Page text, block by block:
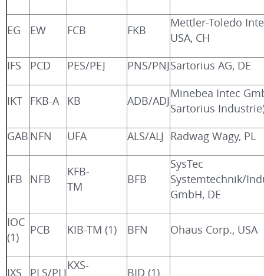
EG EW FCB FKB
Mettler-Toledo
USA, CH
IFS
PCD PES/PEJ PNS/PNJSartorius AG, DE
IKT FKB-A KB ADB/ADJ
Minebea Intec
Sartorius
GAB NFN UFA ALS/ALJ Radwag Wagy, PL
IFB NFB
KFB-
TM
BFB
SysTec
Systemtechnik/
GmbH, DE
IOC
(1)
PCB KIB-TM (1) BFN Ohaus Corp., USA
IXS PLS/PLJ
KXS-
BID (1)